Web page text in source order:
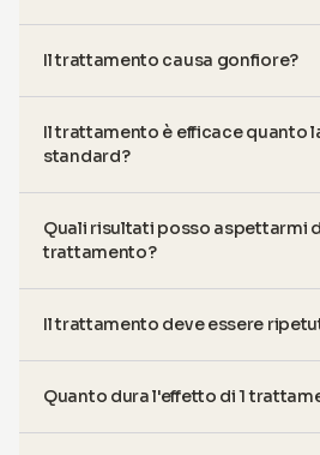
Il trattamento causa gonfiore?
Il trattamento è efficace quanto
standard?
Quali risultati posso aspettarmi
trattamento?
Il trattamento deve essere
Quanto dura l'effetto di 1